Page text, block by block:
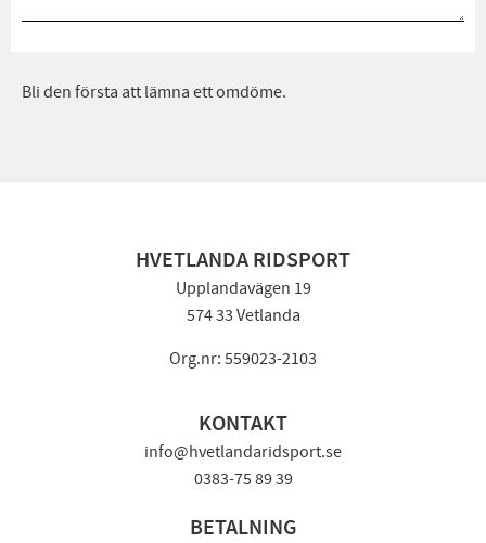
Bli den första att lämna ett omdöme.
HVETLANDA RIDSPORT
Upplandavägen 19
574 33 Vetlanda
Org.nr: 559023-2103
KONTAKT
info@hvetlandaridsport.se
0383-75 89 39
BETALNING